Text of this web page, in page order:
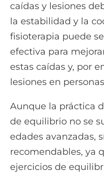
caídas y lesiones
la estabilidad y la
fisioterapia puede
efectiva para
estas caídas y, por
lesiones en
Aunque la práctica
de equilibrio no se
edades avanzadas,
recomendables, ya
ejercicios de